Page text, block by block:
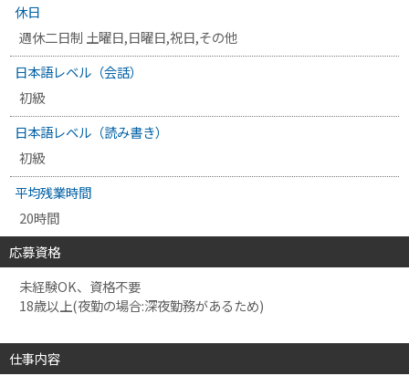
休日
週休二日制 土曜日,日曜日,祝日,その他
日本語レベル（会話）
初級
日本語レベル（読み書き）
初級
平均残業時間
20時間
応募資格
未経験OK、資格不要
18歳以上(夜勤の場合:深夜勤務があるため)
仕事内容